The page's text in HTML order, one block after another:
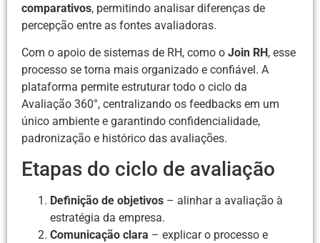
comparativos, permitindo analisar diferenças de
percepção entre as fontes avaliadoras.
Com o apoio de sistemas de RH, como o Join RH, esse
processo se torna mais organizado e confiável. A
plataforma permite estruturar todo o ciclo da
Avaliação 360°, centralizando os feedbacks em um
único ambiente e garantindo confidencialidade,
padronização e histórico das avaliações.
Etapas do ciclo de avaliação
Definição de objetivos – alinhar a avaliação à
estratégia da empresa.
Comunicação clara – explicar o processo e